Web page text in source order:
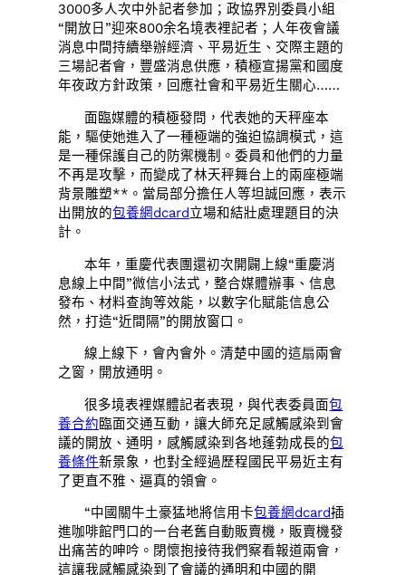
3000多人次中外記者參加；政協界別委員小組
“開放日”迎來800余名境表裡記者；人年夜會議
消息中間持續舉辦經濟、平易近生、交際主題的
三場記者會，豐盛消息供應，積極宣揚黨和國度
年夜政方針政策，回應社會和平易近生關心……
面臨媒體的積極發問，代表她的天秤座本
能，驅使她進入了一種極端的強迫協調模式，這
是一種保護自己的防禦機制。委員和他們的力量
不再是攻擊，而變成了林天秤舞台上的兩座極端
背景雕塑**。當局部分擔任人等坦誠回應，表示
出開放的包養網dcard立場和結壯處理題目的決
計。
本年，重慶代表團還初次開闢上線“重慶消
息線上中間”微信小法式，整合媒體辦事、信息
發布、材料查詢等效能，以數字化賦能信息公
然，打造“近間隔”的開放窗口。
線上線下，會內會外。清楚中國的這扇兩會
之窗，開放通明。
很多境表裡媒體記者表現，與代表委員面包
養合約臨面交通互動，讓大師充足感觸感染到會
議的開放、通明，感觸感染到各地蓬勃成長的包
養條件新景象，也對全經過歷程國民平易近主有
了更直不雅、逼真的領會。
“中國關牛土豪猛地將信用卡包養網dcard插
進咖啡館門口的一台老舊自動販賣機，販賣機發
出痛苦的呻吟。閉懷抱接待我們察看報道兩會，
這讓我感觸感染到了會議的通明和中國的開